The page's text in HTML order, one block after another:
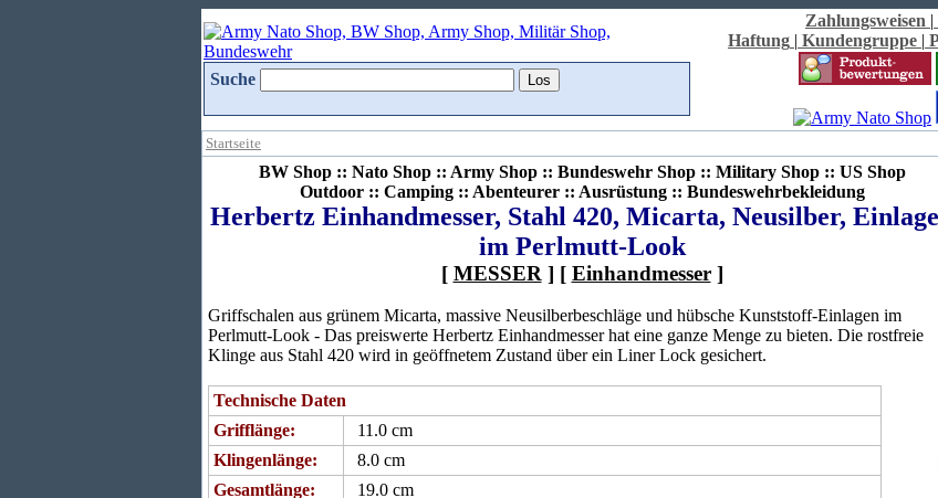
Suche
Zahlungsweisen |
Haftung | Kundengruppe |
Startseite
BW Shop :: Nato Shop :: Army Shop :: Bundeswehr Shop :: Military Shop :: US Shop
Outdoor :: Camping :: Abenteurer :: Ausrüstung :: Bundeswehrbekleidung
Herbertz Einhandmesser, Stahl 420, Micarta, Neusilber,
im Perlmutt-Look
[ MESSER ] [ Einhandmesser]
Griffschalen aus grünem Micarta, massive Neusilberbeschläge und hübsche Kunststoff-Einlagen im
Perlmutt-Look - Das preiswerte Herbertz Einhandmesser hat eine ganze Menge zu bieten. Die rostfreie
Klinge aus Stahl 420 wird in geöffnetem Zustand über ein Liner Lock gesichert.
Technische Daten
Grifflänge:
11.0 cm
Klingenlänge:
8.0 cm
Gesamtlänge:
19.0 cm